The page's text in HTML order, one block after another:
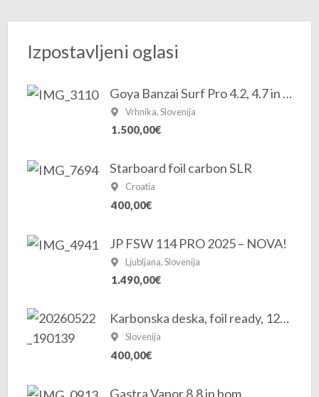
Izpostavljeni oglasi
Goya Banzai Surf Pro 4.2, 4.7 in 5.3 2025/2026
Vrhnika, Slovenija
1.500,00€
Starboard foil carbon SLR
Croatia
400,00€
JP FSW 114 PRO 2025 – NOVA!
Ljubljana, Slovenija
1.490,00€
Karbonska deska, foil ready, 125 L
Slovenija
400,00€
Gastra Vapor 8.8 in bom